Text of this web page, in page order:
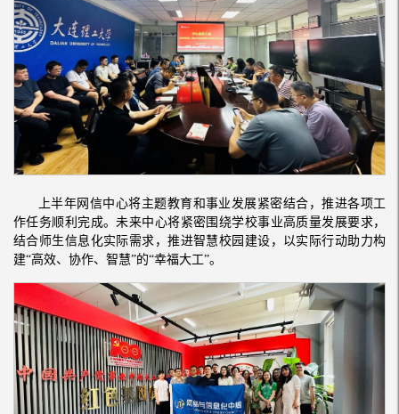
上半年网信中心将主题教育和事业发展紧密结合，推进各项工
作任务顺利完成。未来中心将紧密围绕学校事业高质量发展要求，
结合师生信息化实际需求，推进智慧校园建设，以实际行动助力构
建“高效、协作、智慧”的“幸福大工”。